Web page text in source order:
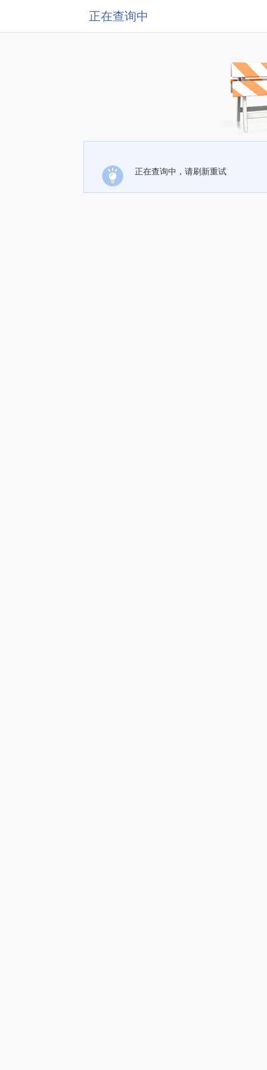
正在查询中
正在查询中，请刷新重试